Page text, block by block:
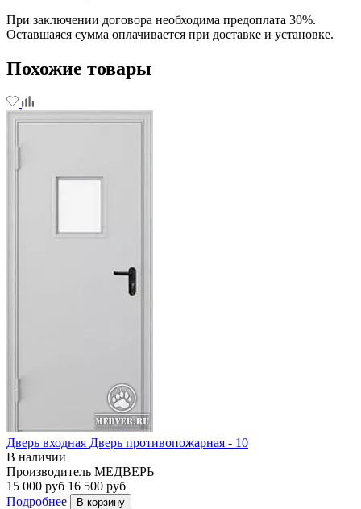
При заключении договора необходима предоплата 30%.
Оставшаяся сумма оплачивается при доставке и установке.
Похожие товары
Дверь входная Дверь противопожарная - 10
В наличии
Производитель МЕДВЕРЬ
15 000 руб 16 500 руб
Подробнее
В корзину